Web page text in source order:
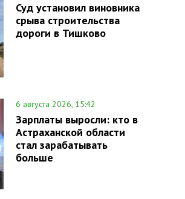
Суд установил виновника
срыва строительства
дороги в Тишково
6 августа 2026, 15:42
Зарплаты выросли: кто в
Астраханской области
стал зарабатывать
больше